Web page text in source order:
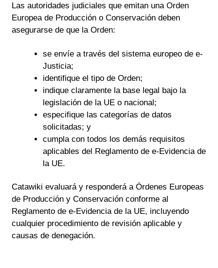
Las autoridades judiciales que emitan una Orden
Europea de Producción o Conservación deben
asegurarse de que la Orden:
se envíe a través del sistema europeo de e-
Justicia;
identifique el tipo de Orden;
indique claramente la base legal bajo la
legislación de la UE o nacional;
especifique las categorías de datos
solicitadas; y
cumpla con todos los demás requisitos
aplicables del Reglamento de e-Evidencia de
la UE.
Catawiki evaluará y responderá a Órdenes Europeas
de Producción y Conservación conforme al
Reglamento de e-Evidencia de la UE, incluyendo
cualquier procedimiento de revisión aplicable y
causas de denegación.